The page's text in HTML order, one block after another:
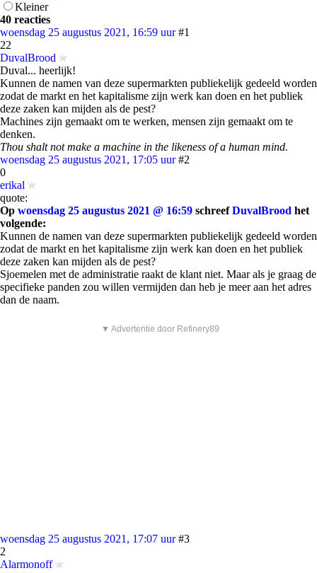
Kleiner
40 reacties
woensdag 25 augustus 2021, 16:59 uur #1
22
DuvalBrood
Duval... heerlijk!
Kunnen de namen van deze supermarkten publiekelijk gedeeld worden
zodat de markt en het kapitalisme zijn werk kan doen en het publiek
deze zaken kan mijden als de pest?
Machines zijn gemaakt om te werken, mensen zijn gemaakt om te
denken.
Thou shalt not make a machine in the likeness of a human mind.
woensdag 25 augustus 2021, 17:05 uur #2
0
erikal
quote:
Op woensdag 25 augustus 2021 @ 16:59 schreefDuvalBrood het
volgende:
Kunnen de namen van deze supermarkten publiekelijk gedeeld worden
zodat de markt en het kapitalisme zijn werk kan doen en het publiek
deze zaken kan mijden als de pest?
Sjoemelen met de administratie raakt de klant niet. Maar als je graag de
specifieke panden zou willen vermijden dan heb je meer aan het adres
dan de naam.
▼ Advertentie door Refinery89
woensdag 25 augustus 2021, 17:07 uur #3
2
Alarmonoff